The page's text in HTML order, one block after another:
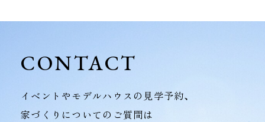
CONTACT
イベントやモデルハウスの見学予約、
家づくりについてのご質問は